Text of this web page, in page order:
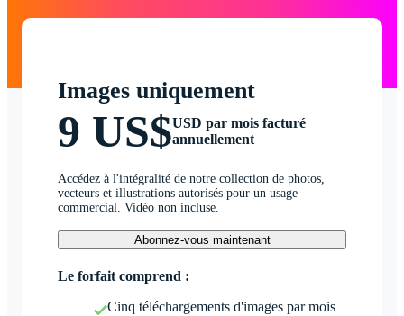
Images uniquement
9 US$USD par mois facturé
annuellement
Accédez à l'intégralité de notre collection de photos,
vecteurs et illustrations autorisés pour un usage
commercial. Vidéo non incluse.
Abonnez-vous maintenant
Le forfait comprend :
Cinq téléchargements d'images par mois